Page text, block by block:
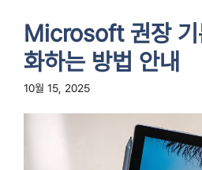
Microsoft 권장 기
화하는 방법 안내
10월 15, 2025